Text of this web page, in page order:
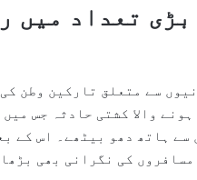
تعداد میں
سے متعلق تارکین وطن
پر 2023 میں یونان کے قریب ہونے والا کشتی
ہاتھ دھو بیٹھے۔ اس کے
کی نگرانی بھی